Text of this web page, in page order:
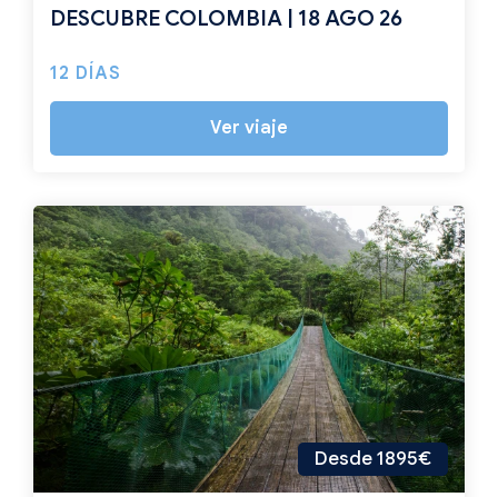
DESCUBRE COLOMBIA | 18 AGO 26
12 DÍAS
Ver viaje
Desde 1895€